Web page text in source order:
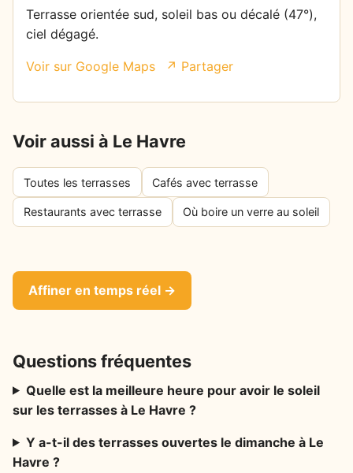
Terrasse orientée sud, soleil bas ou décalé (47°),
ciel dégagé.
Voir sur Google Maps ↗ Partager
Voir aussi à Le Havre
Toutes les terrasses Cafés avec terrasse
Restaurants avec terrasse Où boire un verre au soleil
Affiner en temps réel →
Questions fréquentes
Quelle est la meilleure heure pour avoir le soleil
sur les terrasses à Le Havre ?
Y a-t-il des terrasses ouvertes le dimanche à Le
Havre ?